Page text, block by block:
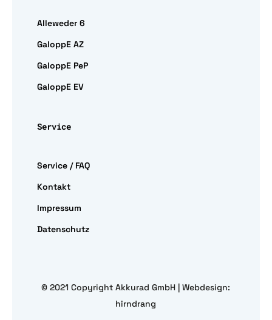
Alleweder 6
GaloppE AZ
GaloppE PeP
GaloppE EV
Service
Service / FAQ
Kontakt
Impressum
Datenschutz
© 2021 Copyright Akkurad GmbH | Webdesign:
hirndrang